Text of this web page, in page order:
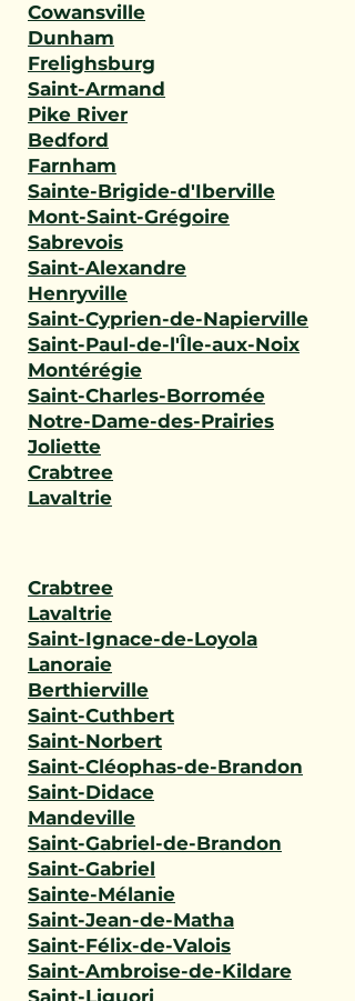
Cowansville
Dunham
Frelighsburg
Saint-Armand
Pike River
Bedford
Farnham
Sainte-Brigide-d'Iberville
Mont-Saint-Grégoire
Sabrevois
Saint-Alexandre
Henryville
Saint-Cyprien-de-Napierville
Saint-Paul-de-l'Île-aux-Noix
Montérégie
Saint-Charles-Borromée
Notre-Dame-des-Prairies
Joliette
Crabtree
Lavaltrie
Crabtree
Lavaltrie
Saint-Ignace-de-Loyola
Lanoraie
Berthierville
Saint-Cuthbert
Saint-Norbert
Saint-Cléophas-de-Brandon
Saint-Didace
Mandeville
Saint-Gabriel-de-Brandon
Saint-Gabriel
Sainte-Mélanie
Saint-Jean-de-Matha
Saint-Félix-de-Valois
Saint-Ambroise-de-Kildare
Saint-Liguori